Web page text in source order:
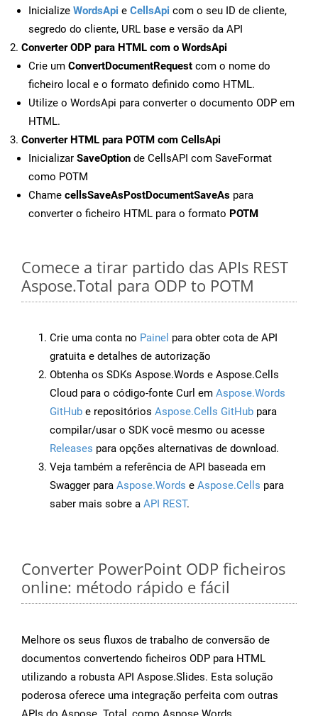
Inicialize WordsApi e CellsApi com o seu ID de cliente,
segredo do cliente, URL base e versão da API
Converter ODP para HTML com o WordsApi
Crie um ConvertDocumentRequest com o nome do
ficheiro local e o formato definido como HTML.
Utilize o WordsApi para converter o documento ODP em
HTML.
Converter HTML para POTM com CellsApi
Inicializar SaveOption de CellsAPI com SaveFormat
como POTM
Chame cellsSaveAsPostDocumentSaveAs para
converter o ficheiro HTML para o formato POTM
Comece a tirar partido das APIs REST
Aspose.Total para ODP to POTM
Crie uma conta no Painel para obter cota de API
gratuita e detalhes de autorização
Obtenha os SDKs Aspose.Words e Aspose.Cells
Cloud para o código-fonte Curl em Aspose.Words
GitHub e repositórios Aspose.Cells GitHub para
compilar/usar o SDK você mesmo ou acesse
Releases para opções alternativas de download.
Veja também a referência de API baseada em
Swagger para Aspose.Words e Aspose.Cells para
saber mais sobre a API REST.
Converter PowerPoint ODP ficheiros
online: método rápido e fácil
Melhore os seus fluxos de trabalho de conversão de
documentos convertendo ficheiros ODP para HTML
utilizando a robusta API Aspose.Slides. Esta solução
poderosa oferece uma integração perfeita com outras